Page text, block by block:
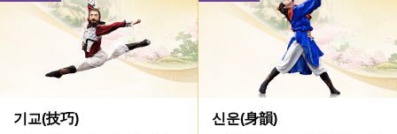
기교(技巧) 신운(身韻)